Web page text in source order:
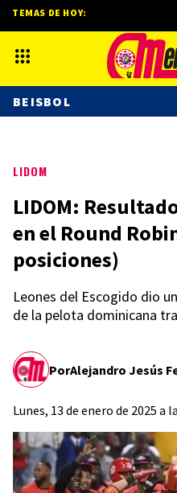
LIDOM
LIDOM:
en el Round
posiciones)
Leones del Escogido dio
de la pelota dominicana
PorAlejandro Jesús
Lunes, 13 de enero de 2025 a
TEMAS DE HOY:
BEISBOL